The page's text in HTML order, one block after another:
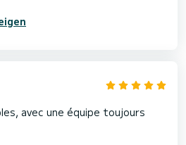
avec une équipe toujours